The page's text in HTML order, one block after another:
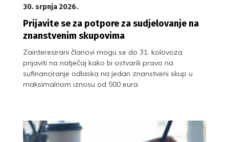
30. srpnja 2026.
Prijavite se za potpore za sudjelovanje na
znanstvenim skupovima
Zainteresirani članovi mogu se do 31. kolovoza
prijaviti na natječaj kako bi ostvarili pravo na
sufinanciranje odlaska na jedan znanstveni skup u
maksimalnom iznosu od 500 eura